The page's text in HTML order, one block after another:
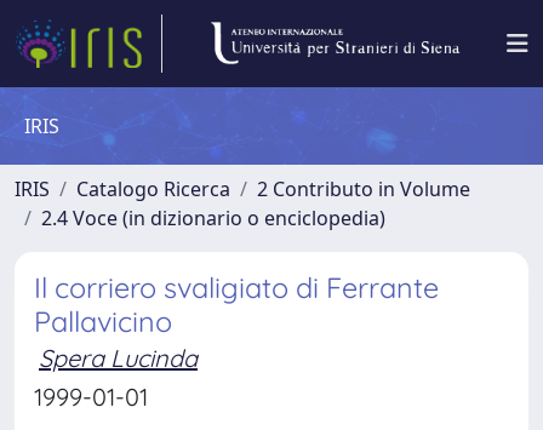
IRIS
IRIS Catalogo Ricerca
2 Contributo in Volume
2.4 Voce (in dizionario o enciclopedia)
Il corriero svaligiato di Ferrante
Pallavicino
Spera Lucinda
1999-01-01